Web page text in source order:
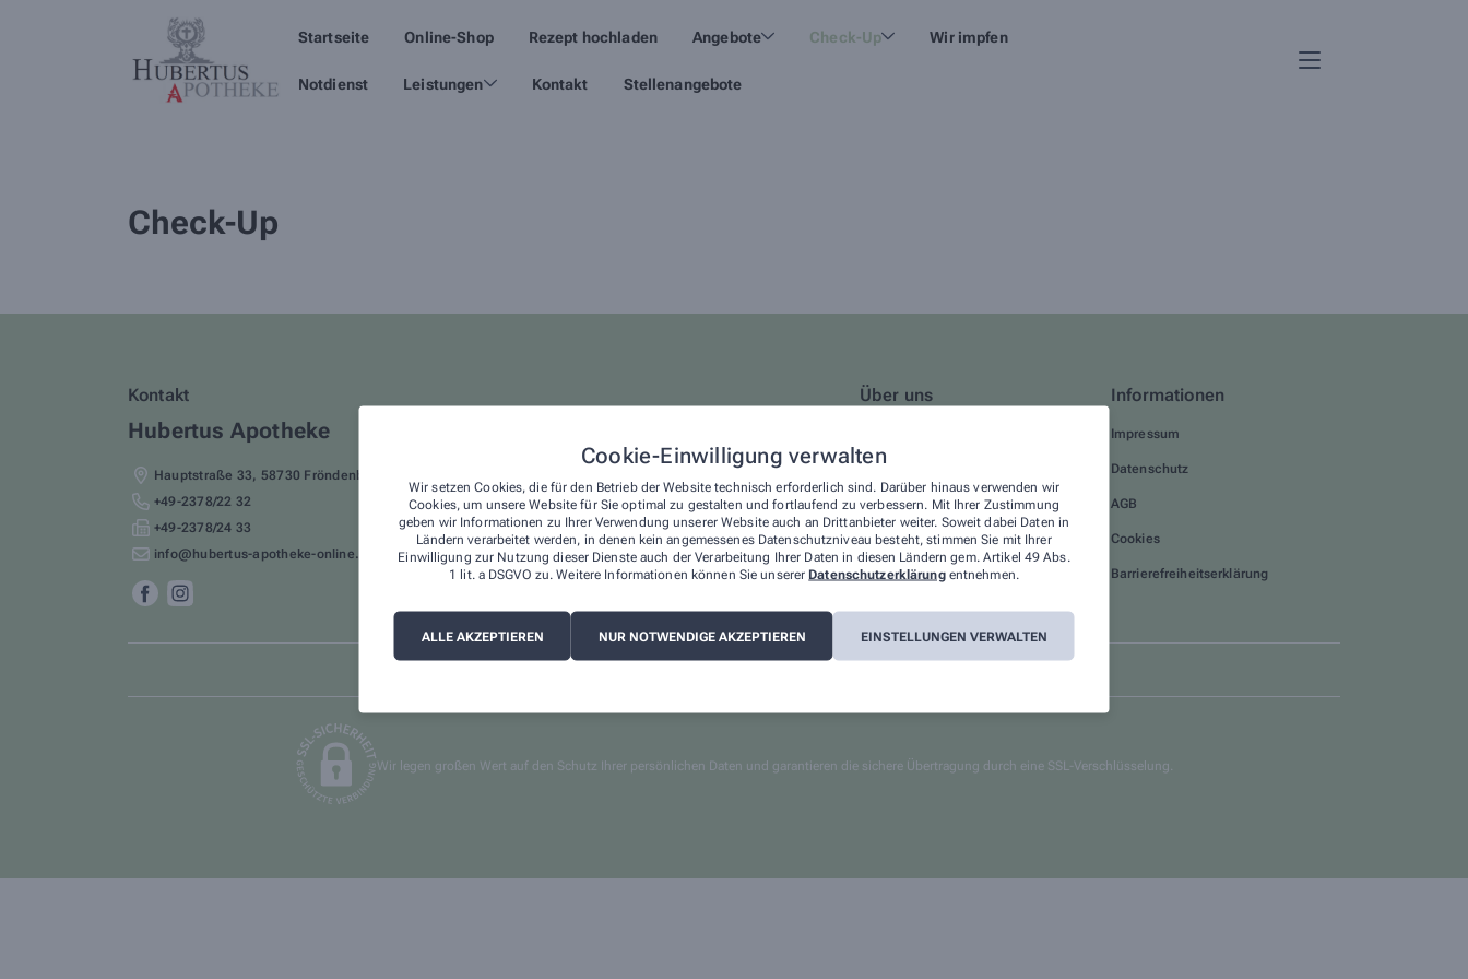
Cookie-Einwilligung verwalten
Wir setzen Cookies, die für den Betrieb der Website technisch erforderlich sind. Darüber hinaus verwenden wir
Cookies, um unsere Website für Sie optimal zu gestalten und fortlaufend zu verbessern. Mit Ihrer Zustimmung
geben wir Informationen zu Ihrer Verwendung unserer Website auch an Drittanbieter weiter. Soweit dabei Daten in
Ländern verarbeitet werden, in denen kein angemessenes Datenschutzniveau besteht, stimmen Sie mit Ihrer
Einwilligung zur Nutzung dieser Dienste auch der Verarbeitung Ihrer Daten in diesen Ländern gem. Artikel 49 Abs.
1 lit. a DSGVO zu. Weitere Informationen können Sie unserer Datenschutzerklärungentnehmen.
ALLE AKZEPTIEREN NUR NOTWENDIGE AKZEPTIEREN EINSTELLUNGEN VERWALTEN
Startseite Online-Shop Rezept hochladen Angebote Check-Up Wir impfen
Notdienst Leistungen Kontakt Stellenangebote
Check-Up
Kontakt
Hubertus Apotheke
Hauptstraße 33, 58730 Fröndenberg
+49-2378/22 32
+49-2378/24 33
info@hubertus-apotheke-online.de
Über uns
Lieferservice
Unser HUBERTI-Bonus-Programm:
Für Jäger und Sammler!
Kontakt
Informationen
Impressum
Datenschutz
AGB
Cookies
Barrierefreiheitserklärung
Wir legen großen Wert auf den Schutz Ihrer persönlichen Daten und garantieren die sichere Übertragung durch eine SSL-Verschlüsselung.